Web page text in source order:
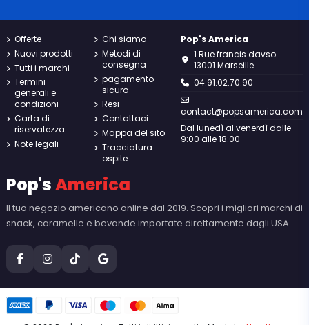
Offerte
Nuovi prodotti
Tutti i marchi
Termini
generali e
condizioni
Carta di
riservatezza
Note legali
Chi siamo
Metodi di
consegna
pagamento
sicuro
Resi
Contattaci
Mappa del sito
Tracciatura
ospite
Pop's America
1 Rue francis davso
13001 Marseille
04.91.02.70.90
contact@popsamerica.com
Dal lunedì al venerdì dalle
9:00 alle 18:00
Pop'sAmerica
Il tuo negozio americano online dal 2019. Scopri i migliori marchi di
snack, caramelle e bevande importate direttamente dagli USA.